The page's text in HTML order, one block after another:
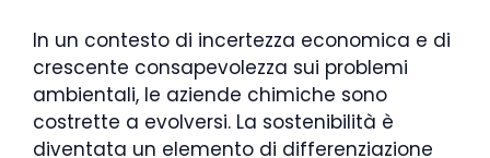
In un contesto di incertezza economica e di
crescente consapevolezza sui problemi
ambientali, le aziende chimiche sono
costrette a evolversi. La sostenibilità è
diventata un elemento di differenziazione